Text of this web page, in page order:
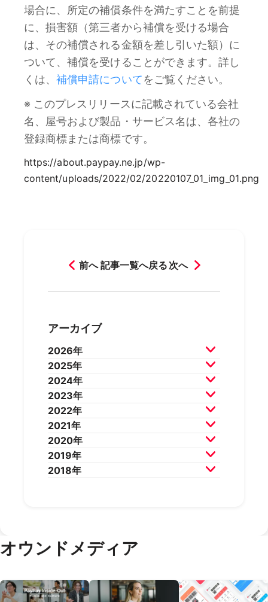
場合に、所定の補償条件を満たすことを前提
に、損害額（第三者から補償を受ける場合
は、その補償される金額を差し引いた額）に
ついて、補償を受けることができます。詳し
くは、補償申請についてをご覧ください。
※ このプレスリリースに記載されている会社
名、屋号および製品・サービス名は、各社の
登録商標または商標です。
https://about.paypay.ne.jp/wp-
content/uploads/2022/02/20220107_01_img_01.png
前へ 記事一覧へ戻る 次へ
アーカイブ
2026年
2026年7月 2026年6月
2026年5月 2026年4月
2026年3月 2026年2月
2025年
2025年12月2025年11月
2025年10月2025年9月
2025年8月 2025年7月
2025年6月
2025年4月
2025年2月
2024年
2024年12月2024年11月
2024年10月2024年9月
2024年8月 2024年7月
2024年6月
2024年4月
2024年2月
2023年
2023年12月2023年11月
2023年10月2023年9月
2023年8月 2023年7月
2023年6月
2023年4月
2022年
2022年12月2022年11月
2022年10月2022年9月
2022年8月 2022年7月
2022年6月
2021年
2021年12月2021年11月
2021年10月2021年9月
2021年8月 2021年7月
2020年
2020年12月2020年11月
2020年10月2020年9月
2019年
2019年12月2019年11月
2019年2月
2019年1月
2018年
オウンドメディア